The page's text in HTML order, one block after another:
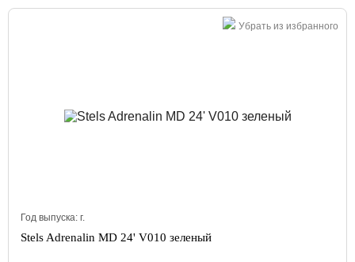
Убрать из избранного
Год выпуска: г.
Stels Adrenalin MD 24' V010 зеленый